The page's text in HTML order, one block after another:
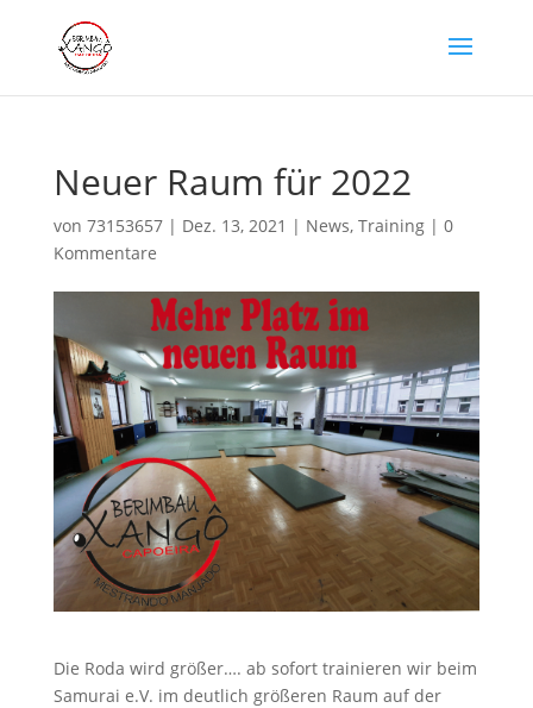
Neuer Raum für 2022
von 73153657| Dez. 13, 2021 | News, Training| 0
Kommentare
Die Roda wird größer…. ab sofort trainieren wir beim
Samurai e.V. im deutlich größeren Raum auf der